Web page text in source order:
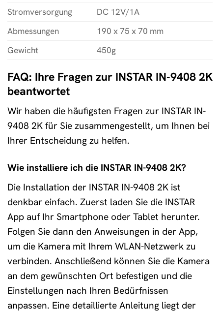
Stromversorgung
DC 12V/1A
Abmessungen
190 x 75 x 70 mm
Gewicht
450g
FAQ: Ihre Fragen zur INSTAR IN-9408 2K
beantwortet
Wir haben die häufigsten Fragen zur INSTAR IN-
9408 2K für Sie zusammengestellt, um Ihnen bei
Ihrer Entscheidung zu helfen.
Wie installiere ich die INSTAR IN-9408 2K?
Die Installation der INSTAR IN-9408 2K ist
denkbar einfach. Zuerst laden Sie die INSTAR
App auf Ihr Smartphone oder Tablet herunter.
Folgen Sie dann den Anweisungen in der App,
um die Kamera mit Ihrem WLAN-Netzwerk zu
verbinden. Anschließend können Sie die Kamera
an dem gewünschten Ort befestigen und die
Einstellungen nach Ihren Bedürfnissen
anpassen. Eine detaillierte Anleitung liegt der